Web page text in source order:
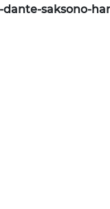
saksono-